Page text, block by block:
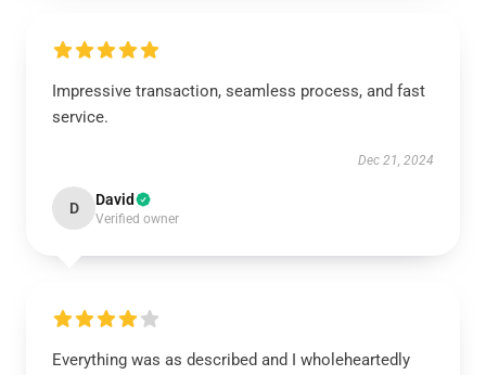
Impressive transaction, seamless process, and fast
service.
Dec 21, 2024
D David
Verified owner
Everything was as described and I wholeheartedly